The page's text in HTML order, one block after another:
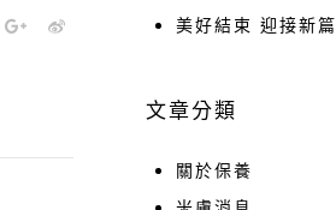
美好結束 迎接新篇
文章分類
關於保養